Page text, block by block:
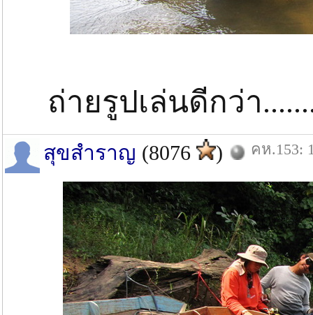
ถ่ายรูปเล่นดีกว่า
สุขสำราญ (8076 ) คห.153: